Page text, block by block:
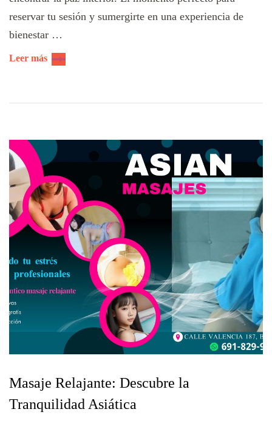
reservar tu sesión y sumergirte en una experiencia de
bienestar …
Leer más
Masaje Relajante: Descubre la
Tranquilidad Asiática